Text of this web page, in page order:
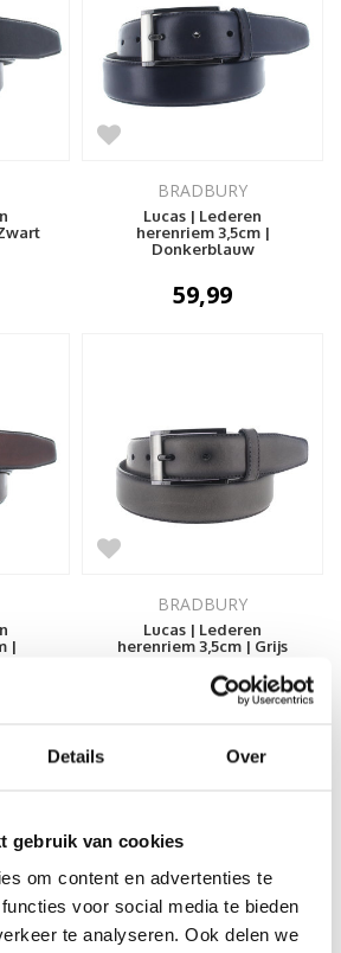
Details Over
gebruik van cookies
om content en advertenties te
voor social media te bieden
te analyseren. Ook delen we
BRADBURY
Lucas | Lederen
herenriem 3,5cm |
Donkerblauw
59,99
|
BRADBURY
Lucas | Lederen
herenriem 3,5cm | Grijs